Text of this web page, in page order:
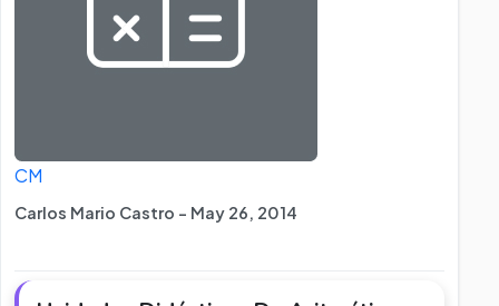
CM
Carlos Mario Castro - May 26, 2014